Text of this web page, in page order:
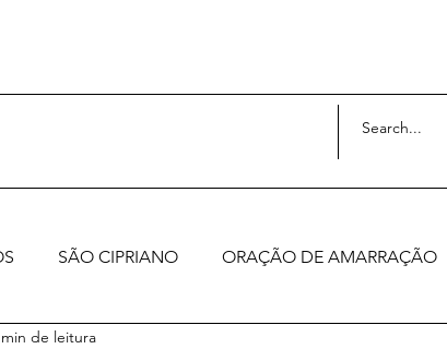
SÃO CIPRIANO ORAÇÃO DE AMARRAÇÃO
de leitura